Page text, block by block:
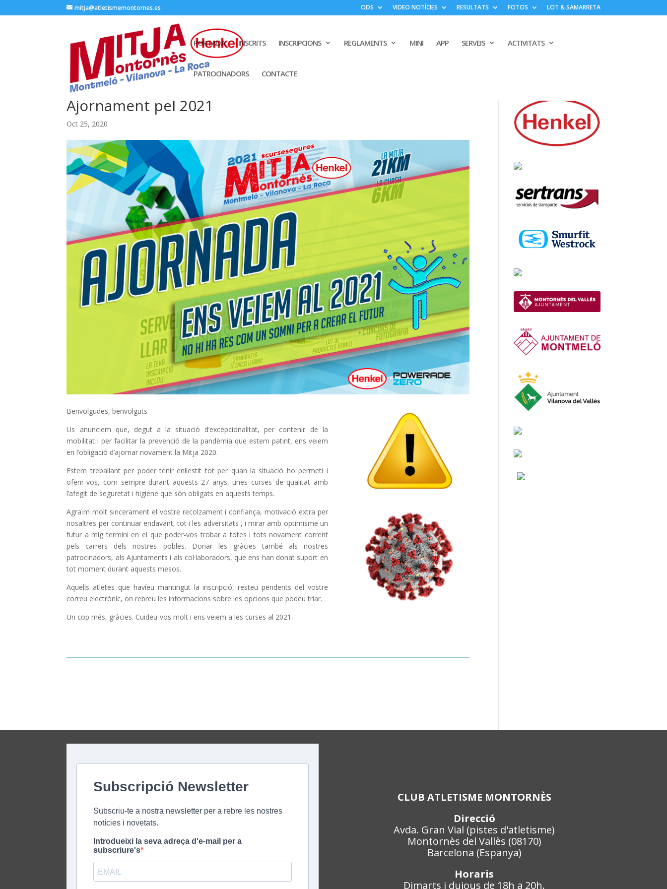
mitja@atletismemontornes.es ODS VIDEO NOTÍCIES RESULTATS FOTOS LOT & SAMARRETA
PORTADA INSCRITS INSCRIPCIONS REGLAMENTS MINI APP SERVEIS ACTIVITATS
PATROCINADORS CONTACTE
Ajornament pel 2021
Oct 25, 2020
Benvolgudes, benvolguts
Us anunciem que, degut a la situació d’excepcionalitat, per contenir de la
mobilitat i per facilitar la prevenció de la pandèmia que estem patint, ens veiem
en l’obligació d’ajornar novament la Mitja 2020.
Estem treballant per poder tenir enllestit tot per quan la situació ho permeti i
oferir-vos, com sempre durant aquests 27 anys, unes curses de qualitat amb
l’afegit de seguretat i higiene que són obligats en aquests temps.
Agraïm molt sincerament el vostre recolzament i confiança, motivació extra per
nosaltres per continuar endavant, tot i les adversitats , i mirar amb optimisme un
futur a mig termini en el que poder-vos trobar a totes i tots novament corrent
pels carrers dels nostres pobles. Donar les gràcies també als nostres
patrocinadors, als Ajuntaments i als col·laboradors, que ens han donat suport en
tot moment durant aquests mesos.
Aquells atletes que havíeu mantingut la inscripció, resteu pendents del vostre
correu electrònic, on rebreu les informacions sobre les opcions que podeu triar.
Un cop més, gràcies. Cuideu-vos molt i ens veiem a les curses al 2021.
CLUB ATLETISME MONTORNÈS
Direcció
Avda. Gran Vial (pistes d'atletisme)
Montornès del Vallès (08170)
Barcelona (Espanya)
Horaris
Dimarts i dujous de 18h a 20h.